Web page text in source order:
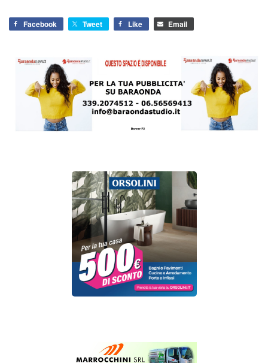
Facebook Tweet Like Email